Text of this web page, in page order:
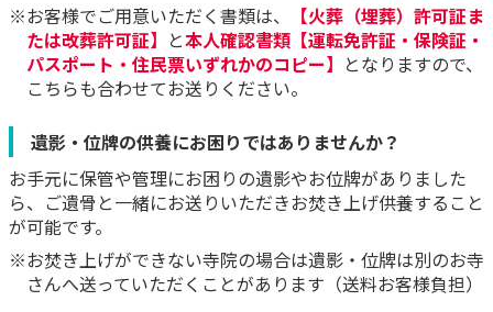
※お客様でご用意いただく書類は、
【火葬（埋葬）許可証ま
たは改葬許可証】 と本人確認書類【運転免許証・保険証・
パスポート・住民票いずれかのコピー】 となりますので、
こちらも合わせてお送りください。
遺影・位牌の供養にお困りではありませんか？
お手元に保管や管理にお困りの遺影やお位牌がありました
ら、ご遺骨と一緒にお送りいただきお焚き上げ供養すること
が可能です。
※お焚き上げができない寺院の場合は遺影・位牌は別のお寺
さんへ送っていただくことがあります（送料お客様負担）